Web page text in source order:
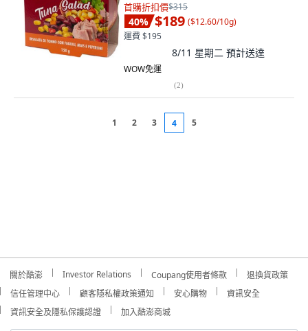
首購折扣價$315
40% $189 ($12.60/10g)
運費 $195
8/11 星期二 預計送達
WOW免運
(2)
1 2 3 4 5
關於酷澎 Investor Relations Coupang使用者條款
退換貨政策
信任管理中心
顧客隱私權政策通知 安心購物
資訊安全
資訊安全及隱私保護認證
加入酷澎商城